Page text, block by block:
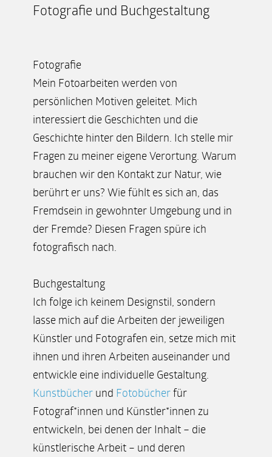
Fotografie und Buchgestaltung
Fotografie
Mein Fotoarbeiten werden von
persönlichen Motiven geleitet. Mich
interessiert die Geschichten und die
Geschichte hinter den Bildern. Ich stelle mir
Fragen zu meiner eigene Verortung. Warum
brauchen wir den Kontakt zur Natur, wie
berührt er uns? Wie fühlt es sich an, das
Fremdsein in gewohnter Umgebung und in
der Fremde? Diesen Fragen spüre ich
fotografisch nach.
Buchgestaltung
Ich folge ich keinem Designstil, sondern
lasse mich auf die Arbeiten der jeweiligen
Künstler und Fotografen ein, setze mich mit
ihnen und ihren Arbeiten auseinander und
entwickle eine individuelle Gestaltung.
Kunstbücherund Fotobücherfür
Fotograf*innen und Künstler*innen zu
entwickeln, bei denen der Inhalt – die
künstlerische Arbeit – und deren